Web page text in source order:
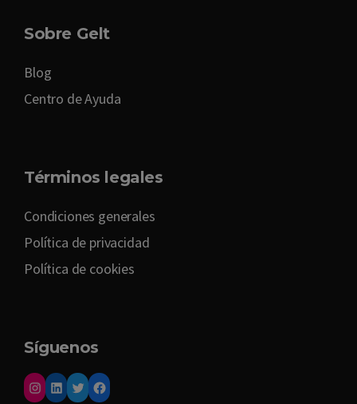
Sobre Gelt
Blog
Centro de Ayuda
Términos legales
Condiciones generales
Política de privacidad
Política de cookies
Síguenos